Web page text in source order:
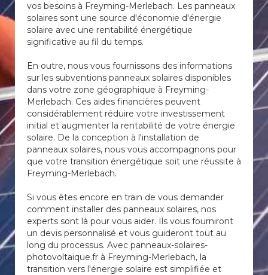
vos besoins à Freyming-Merlebach. Les panneaux
solaires sont une source d'économie d'énergie
solaire avec une rentabilité énergétique
significative au fil du temps.
En outre, nous vous fournissons des informations
sur les subventions panneaux solaires disponibles
dans votre zone géographique à Freyming-
Merlebach. Ces aides financières peuvent
considérablement réduire votre investissement
initial et augmenter la rentabilité de votre énergie
solaire. De la conception à l'installation de
panneaux solaires, nous vous accompagnons pour
que votre transition énergétique soit une réussite à
Freyming-Merlebach.
Si vous êtes encore en train de vous demander
comment installer des panneaux solaires, nos
experts sont là pour vous aider. Ils vous fourniront
un devis personnalisé et vous guideront tout au
long du processus. Avec panneaux-solaires-
photovoltaique.fr à Freyming-Merlebach, la
transition vers l'énergie solaire est simplifiée et